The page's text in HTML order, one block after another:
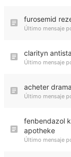
furosemid
Último mensaje
clarityn
Último mensaje
acheter
Último mensaje
fenbendazol
apotheke
Último mensaje